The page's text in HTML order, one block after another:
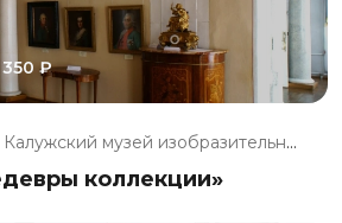
350 ₽
Калужский музей изобразительны...
коллекции»